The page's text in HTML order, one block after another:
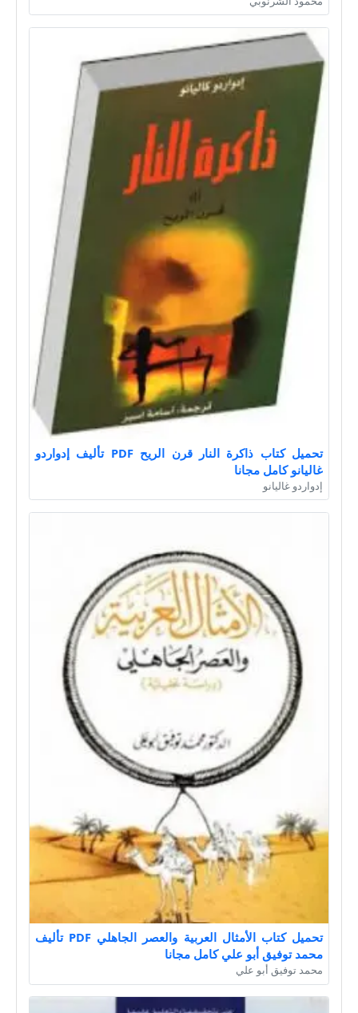
تحميل كتاب ذاكرة النار قرن الريح PDF تأليف إدواردو
غاليانو كامل مجانا
إدواردو غاليانو
تحميل كتاب الأمثال العربية والعصر الجاهلي PDF تأليف
محمد توفيق أبو علي كامل مجانا
محمد توفيق أبو علي